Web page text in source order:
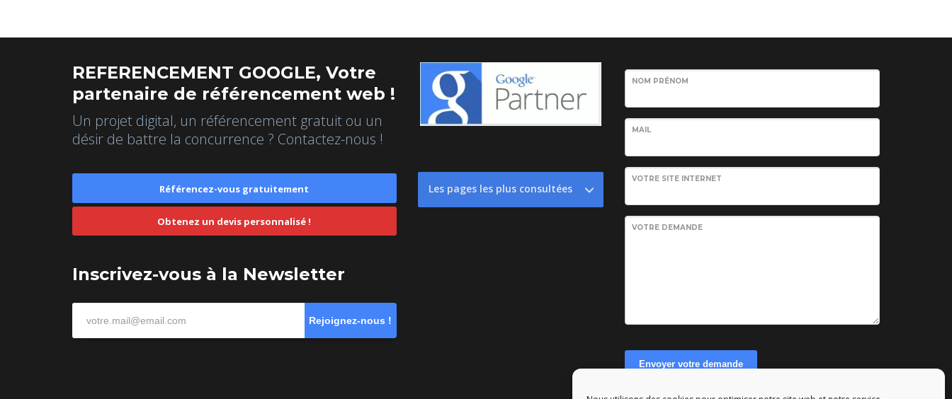
REFERENCEMENT GOOGLE, Votre
partenaire de référencement web !
Un projet digital, un référencement gratuit ou un
désir de battre la concurrence ? Contactez-nous !
Référencez-vous gratuitement
Obtenez un devis personnalisé !
Inscrivez-vous à la Newsletter
Rejoignez-nous !
Les pages les plus consultées
NOM PRÉNOM
MAIL
VOTRE SITE INTERNET
VOTRE DEMANDE
Envoyer votre demande